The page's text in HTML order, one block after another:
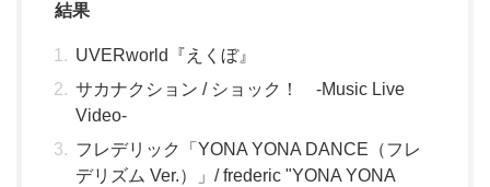
結果
UVERworld『えくぼ』
サカナクション / ショック！ -Music Live
Video-
フレデリック「YONA YONA DANCE（フレ
デリズム Ver.）」/ frederic "YONA YONA